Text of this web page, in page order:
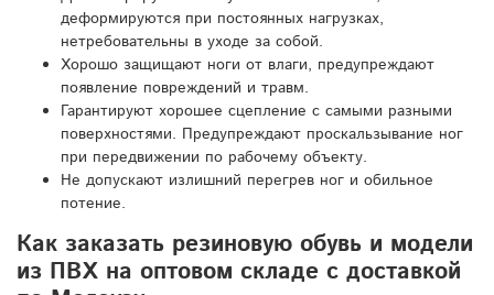
деформируются при постоянных нагрузках,
нетребовательны в уходе за собой.
Хорошо защищают ноги от влаги, предупреждают
появление повреждений и травм.
Гарантируют хорошее сцепление с самыми разными
поверхностями. Предупреждают проскальзывание ног
при передвижении по рабочему объекту.
Не допускают излишний перегрев ног и обильное
потение.
Как заказать резиновую обувь и модели
из ПВХ на оптовом складе с доставкой